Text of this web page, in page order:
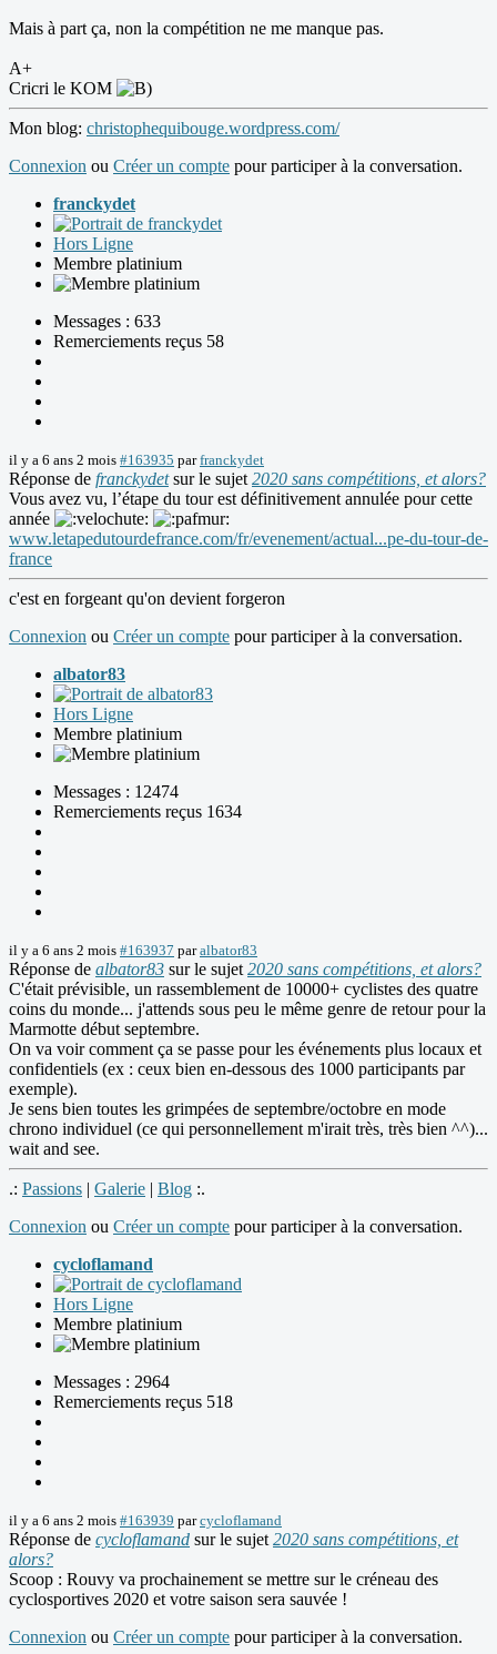
Mais à part ça, non la compétition ne me manque pas.
A+
Cricri le KOM
Mon blog: christophequibouge.wordpress.com/
Connexion ou Créer un compte pour participer à la conversation.
franckydet
Hors Ligne
Membre platinium
Messages : 633
Remerciements reçus 58
il y a 6 ans 2 mois #163935 parfranckydet
Réponse de franckydetsur le sujet 2020 sans compétitions, et alors?
Vous avez vu, l’étape du tour est définitivement annulée pour cette
année
www.letapedutourdefrance.com/fr/evenement/actual...pe-du-tour-de-
france
c'est en forgeant qu'on devient forgeron
Connexion ou Créer un compte pour participer à la conversation.
albator83
Hors Ligne
Membre platinium
Messages : 12474
Remerciements reçus 1634
il y a 6 ans 2 mois #163937 paralbator83
Réponse de albator83 sur le sujet 2020 sans compétitions, et alors?
C'était prévisible, un rassemblement de 10000+ cyclistes des quatre
coins du monde... j'attends sous peu le même genre de retour pour la
Marmotte début septembre.
On va voir comment ça se passe pour les événements plus locaux et
confidentiels (ex : ceux bien en-dessous des 1000 participants par
exemple).
Je sens bien toutes les grimpées de septembre/octobre en mode
chrono individuel (ce qui personnellement m'irait très, très bien ^^)...
wait and see.
.: Passions | Galerie | Blog :.
Connexion ou Créer un compte pour participer à la conversation.
cycloflamand
Hors Ligne
Membre platinium
Messages : 2964
Remerciements reçus 518
il y a 6 ans 2 mois #163939 parcycloflamand
Réponse de cycloflamand sur le sujet 2020 sans compétitions, et
alors?
Scoop : Rouvy va prochainement se mettre sur le créneau des
cyclosportives 2020 et votre saison sera sauvée !
Connexion ou Créer un compte pour participer à la conversation.